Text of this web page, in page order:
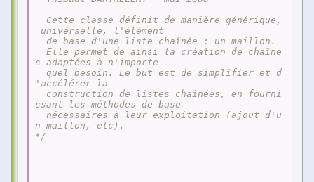
Cette classe définit de manière générique,
universelle, l'élément
de base d'une liste chaînée : un maillon.
Elle permet de ainsi la création de chaîne
s adaptées à n'importe
quel besoin. Le but est de simplifier et d
'accélérer la
construction de listes chaînées, en fourni
ssant les méthodes de base
nécessaires à leur exploitation (ajout d'u
n maillon, etc).
*/